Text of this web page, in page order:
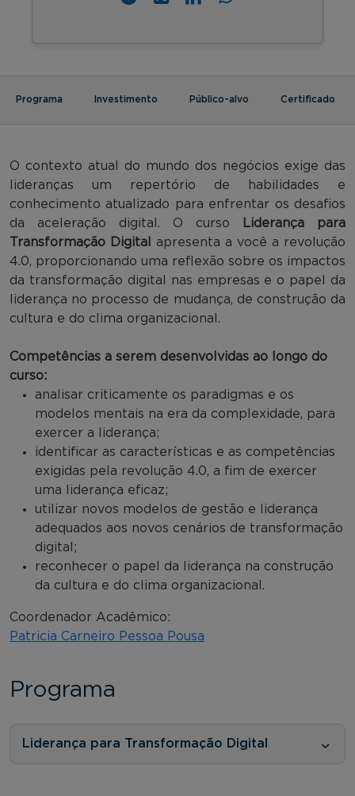
Programa Investimento Público-alvo Certificado
O contexto atual do mundo dos negócios exige das
lideranças um repertório de habilidades e
conhecimento atualizado para enfrentar os desafios
da aceleração digital. O curso
Liderança para
Transformação Digital
apresenta a você a revolução
4.0, proporcionando uma reflexão sobre os impactos
da transformação digital nas empresas e o papel da
liderança no processo de mudança, de construção da
cultura e do clima organizacional.
Competências a serem desenvolvidas ao longo do
curso:
analisar criticamente os paradigmas e os
modelos mentais na era da complexidade, para
exercer a liderança;
identificar as características e as competências
exigidas pela revolução 4.0, a fim de exercer
uma liderança eficaz;
utilizar novos modelos de gestão e liderança
adequados aos novos cenários de transformação
digital;
reconhecer o papel da liderança na construção
da cultura e do clima organizacional.
Coordenador Acadêmico:
Patricia Carneiro Pessoa Pousa
Programa
Liderança para Transformação Digital